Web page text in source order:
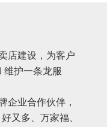
店建设，为客户
维护一条龙服
企业合作伙伴，
又多、万家福、